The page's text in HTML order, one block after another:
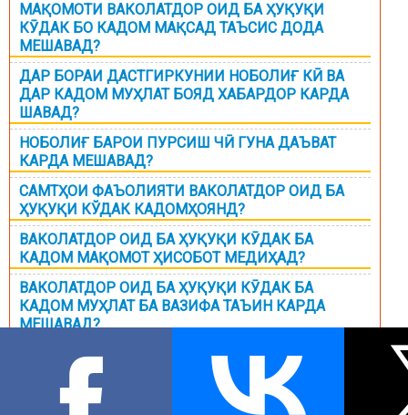
МАҚОМОТИ ВАКОЛАТДОР ОИД БА ҲУҚУҚИ
КӮДАК БО КАДОМ МАҚСАД ТАЪСИС ДОДА
МЕШАВАД?
ДАР БОРАИ ДАСТГИРКУНИИ НОБОЛИҒ КӢ ВА
ДАР КАДОМ МУҲЛАТ БОЯД ХАБАРДОР КАРДА
ШАВАД?
НОБОЛИҒ БАРОИ ПУРСИШ ЧӢ ГУНА ДАЪВАТ
КАРДА МЕШАВАД?
САМТҲОИ ФАЪОЛИЯТИ ВАКОЛАТДОР ОИД БА
ҲУҚУҚИ КЎДАК КАДОМҲОЯНД?
ВАКОЛАТДОР ОИД БА ҲУҚУҚИ КӮДАК БА
КАДОМ МАҚОМОТ ҲИСОБОТ МЕДИҲАД?
ВАКОЛАТДОР ОИД БА ҲУҚУҚИ КӮДАК БА
КАДОМ МУҲЛАТ БА ВАЗИФА ТАЪИН КАРДА
МЕШАВАД?
БАРОИ МОНЕЪ ШУДАН БА ФАЪОЛИЯТИ
ВАКОЛАТДОР ОИД БА ҲУҚУҚИ КӮДАК ЧӢ ГУНА
ҶАВОБГАРӢ ПЕШБИНӢ ШУДААСТ?